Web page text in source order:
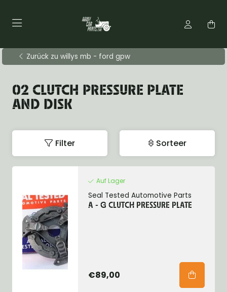
Zurück zu willys mb - ford gpw
02 CLUTCH PRESSURE PLATE
AND DISK
Filter Sorteer
Auf Lager
Seal Tested Automotive Parts
A - G CLUTCH PRESSURE PLATE
€89,00